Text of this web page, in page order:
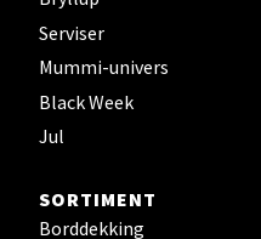
Serviser
Mummi-univers
Black Week
Jul
SORTIMENT
Borddekking
0 i butikk
Steinkjer -